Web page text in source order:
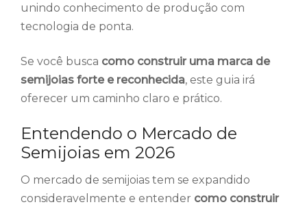
unindo conhecimento de produção com
tecnologia de ponta.
Se você busca como construir uma marca de
semijoias forte e reconhecida, este guia irá
oferecer um caminho claro e prático.
Entendendo o Mercado de
Semijoias em 2026
O mercado de semijoias tem se expandido
consideravelmente e entender como construir